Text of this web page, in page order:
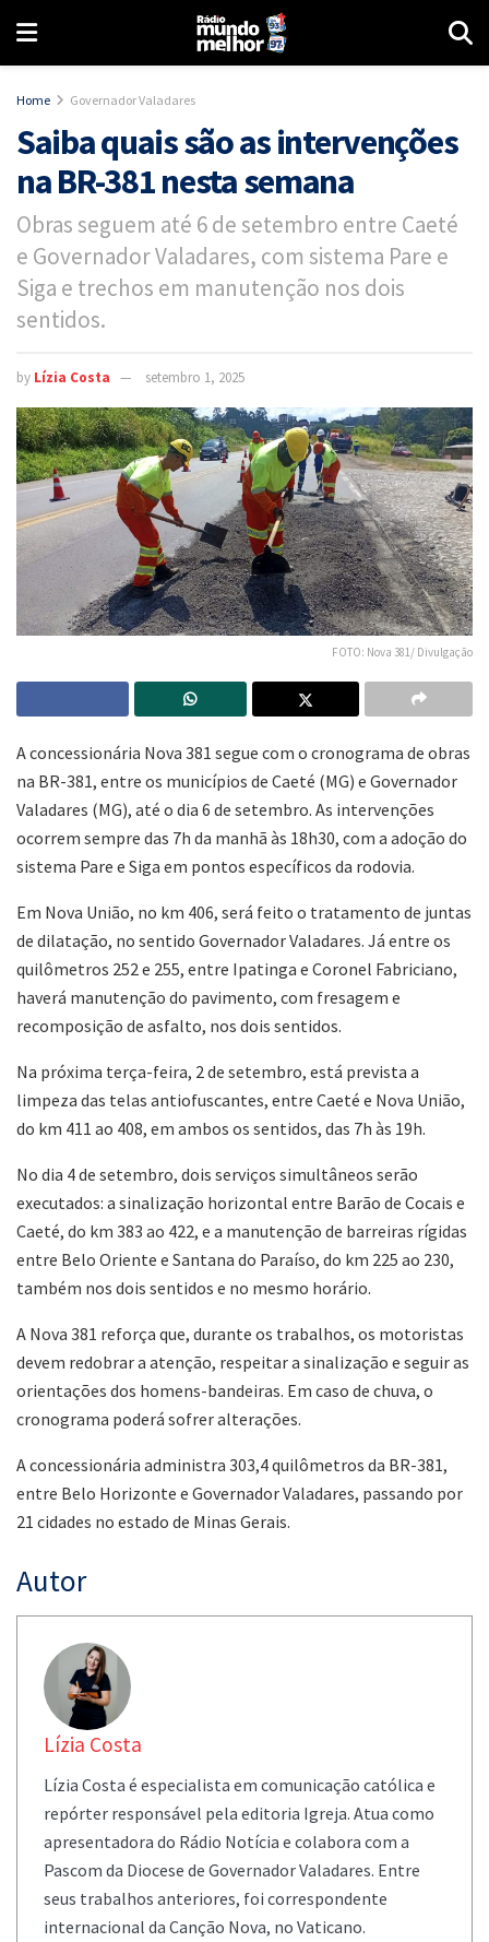
Home Governador Valadares
Saiba quais são as intervenções
na BR-381 nesta semana
Obras seguem até 6 de setembro entre Caeté
e Governador Valadares, com sistema Pare e
Siga e trechos em manutenção nos dois
sentidos.
by Lízia Costa setembro 1, 2025
FOTO: Nova 381/ Divulgação
A concessionária Nova 381 segue com o cronograma de obras
na BR-381, entre os municípios de Caeté (MG) e Governador
Valadares (MG), até o dia 6 de setembro. As intervenções
ocorrem sempre das 7h da manhã às 18h30, com a adoção do
sistema Pare e Siga em pontos específicos da rodovia.
Em Nova União, no km 406, será feito o tratamento de juntas
de dilatação, no sentido Governador Valadares. Já entre os
quilômetros 252 e 255, entre Ipatinga e Coronel Fabriciano,
haverá manutenção do pavimento, com fresagem e
recomposição de asfalto, nos dois sentidos.
Na próxima terça-feira, 2 de setembro, está prevista a
limpeza das telas antiofuscantes, entre Caeté e Nova União,
do km 411 ao 408, em ambos os sentidos, das 7h às 19h.
No dia 4 de setembro, dois serviços simultâneos serão
executados: a sinalização horizontal entre Barão de Cocais e
Caeté, do km 383 ao 422, e a manutenção de barreiras rígidas
entre Belo Oriente e Santana do Paraíso, do km 225 ao 230,
também nos dois sentidos e no mesmo horário.
A Nova 381 reforça que, durante os trabalhos, os motoristas
devem redobrar a atenção, respeitar a sinalização e seguir as
orientações dos homens-bandeiras. Em caso de chuva, o
cronograma poderá sofrer alterações.
A concessionária administra 303,4 quilômetros da BR-381,
entre Belo Horizonte e Governador Valadares, passando por
21 cidades no estado de Minas Gerais.
Autor
Lízia Costa
Lízia Costa é especialista em comunicação católica e
repórter responsável pela editoria Igreja. Atua como
apresentadora do Rádio Notícia e colabora com a
Pascom da Diocese de Governador Valadares. Entre
seus trabalhos anteriores, foi correspondente
internacional da Canção Nova, no Vaticano.